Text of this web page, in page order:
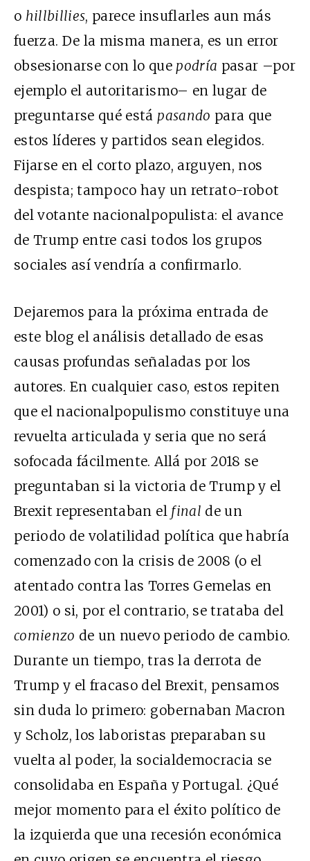
o hillbillies, parece insuflarles aun más
fuerza. De la misma manera, es un error
obsesionarse con lo que podría pasar –por
ejemplo el autoritarismo– en lugar de
preguntarse qué está pasando para que
estos líderes y partidos sean elegidos.
Fijarse en el corto plazo, arguyen, nos
despista; tampoco hay un retrato-robot
del votante nacionalpopulista: el avance
de Trump entre casi todos los grupos
sociales así vendría a confirmarlo.
Dejaremos para la próxima entrada de
este blog el análisis detallado de esas
causas profundas señaladas por los
autores. En cualquier caso, estos repiten
que el nacionalpopulismo constituye una
revuelta articulada y seria que no será
sofocada fácilmente. Allá por 2018 se
preguntaban si la victoria de Trump y el
Brexit representaban el final de un
periodo de volatilidad política que habría
comenzado con la crisis de 2008 (o el
atentado contra las Torres Gemelas en
2001) o si, por el contrario, se trataba del
comienzo de un nuevo periodo de cambio.
Durante un tiempo, tras la derrota de
Trump y el fracaso del Brexit, pensamos
sin duda lo primero: gobernaban Macron
y Scholz, los laboristas preparaban su
vuelta al poder, la socialdemocracia se
consolidaba en España y Portugal. ¿Qué
mejor momento para el éxito político de
la izquierda que una recesión económica